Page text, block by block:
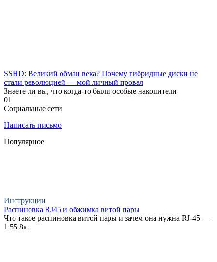
SSHD: Великий обман века? Почему гибридные диски не
стали революцией — мой личный провал
Знаете ли вы, что когда-то были особые накопители
01
Социальные сети
Написать письмо
Популярное
Инструкции
Распиновка RJ45 и обжимка витой пары
Что такое распиновка витой пары и зачем она нужна RJ-45 —
1 55.8к.